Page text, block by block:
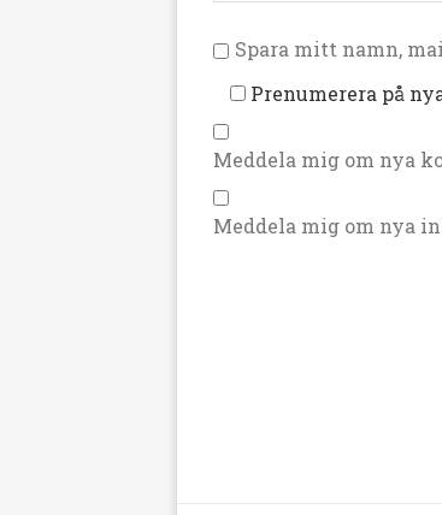
Spara mitt namn,
Prenumerera på
Meddela mig om nya
Meddela mig om nya